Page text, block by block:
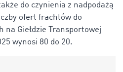
do czynienia z nadpodażą
ofert frachtów do
na Giełdzie Transportowej
wynosi 80 do 20.